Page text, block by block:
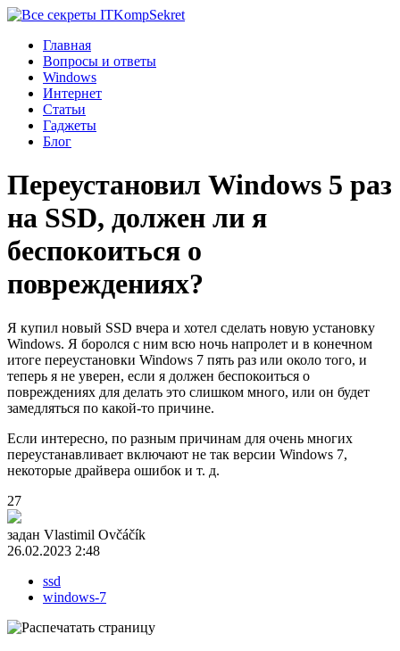
KompSekret
Главная
Вопросы и ответы
Windows
Интернет
Статьи
Гаджеты
Блог
Переустановил Windows 5 раз
на SSD, должен ли я
беспокоиться о
повреждениях?
Я купил новый SSD вчера и хотел сделать новую установку
Windows. Я боролся с ним всю ночь напролет и в конечном
итоге переустановки Windows 7 пять раз или около того, и
теперь я не уверен, если я должен беспокоиться о
повреждениях для делать это слишком много, или он будет
замедляться по какой-то причине.
Если интересно, по разным причинам для очень многих
переустанавливает включают не так версии Windows 7,
некоторые драйвера ошибок и т. д.
27
задан Vlastimil Ovčáčík
26.02.2023 2:48
ssd
windows-7